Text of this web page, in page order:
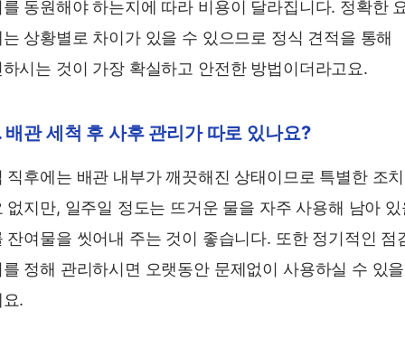
동원해야 하는지에 따라 비용이 달라집니다. 정확한
상황별로 차이가 있을 수 있으므로 정식 견적을 통해
시는 것이 가장 확실하고 안전한 방법이더라고요.
배관 세척 후 사후 관리가 따로 있나요?
직후에는 배관 내부가 깨끗해진 상태이므로 특별한 조
없지만, 일주일 정도는 뜨거운 물을 자주 사용해 남아
잔여물을 씻어내 주는 것이 좋습니다. 또한 정기적인 점
정해 관리하시면 오랫동안 문제없이 사용하실 수 있을
.